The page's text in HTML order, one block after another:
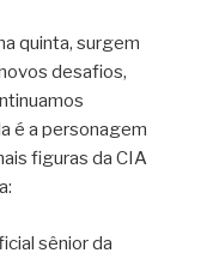
quinta, surgem
desafios,
é a personagem
figuras da CIA
sênior da